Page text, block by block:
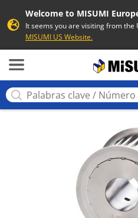
Welcome to MISUMI
It seems you are visiting from the
MISUMI US Website.